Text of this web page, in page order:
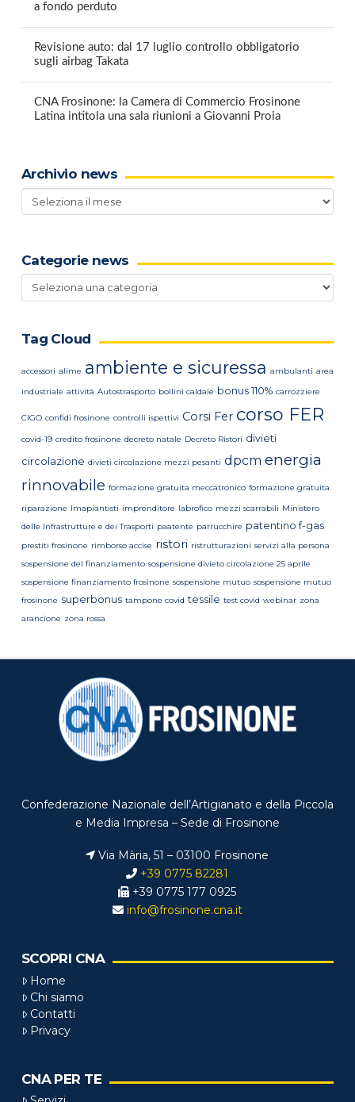
a fondo perduto
Revisione auto: dal 17 luglio controllo obbligatorio
sugli airbag Takata
CNA Frosinone: la Camera di Commercio Frosinone
Latina intitola una sala riunioni a Giovanni Proia
Archivio news
Archivio
news
Categorie news
Categorie
news
Tag Cloud
accessori alime ambiente e sicuressa ambulanti area
industriale attività Autostrasporto bollini caldaie bonus 110% carrozziere
CIGO confidi frosinone controlli ispettivi Corsi Fer corso FER
covid-19 credito frosinone decreto natale Decreto Ristori divieti
circolazione divieti circolazione mezzi pesanti dpcm energia
rinnovabile formazione gratuita meccatronico formazione gratuita
riparazione Imapiantisti imprenditore labrofico mezzi scarrabili Ministero
delle Infrastrutture e dei Trasporti paatente parrucchire patentino f-gas
prestiti frosinone rimborso accise ristori ristrutturazioni servizi alla persona
sospensione del finanziamento sospensione divieto circolazione 25 aprile
sospensione finanziamento frosinone sospensione mutuo sospensione mutuo
frosinone superbonus tampone covid tessile test covid webinar zona
arancione zona rossa
Confederazione Nazionale dell’Artigianato e della Piccola
e Media Impresa – Sede di Frosinone
Via Mària, 51 – 03100 Frosinone
+39 0775 82281
+39 0775 177 0925
info@frosinone.cna.it
SCOPRI CNA
Home
Chi siamo
Contatti
Privacy
CNA PER TE